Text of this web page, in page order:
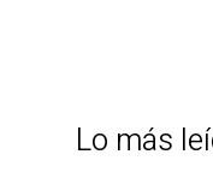
Lo más